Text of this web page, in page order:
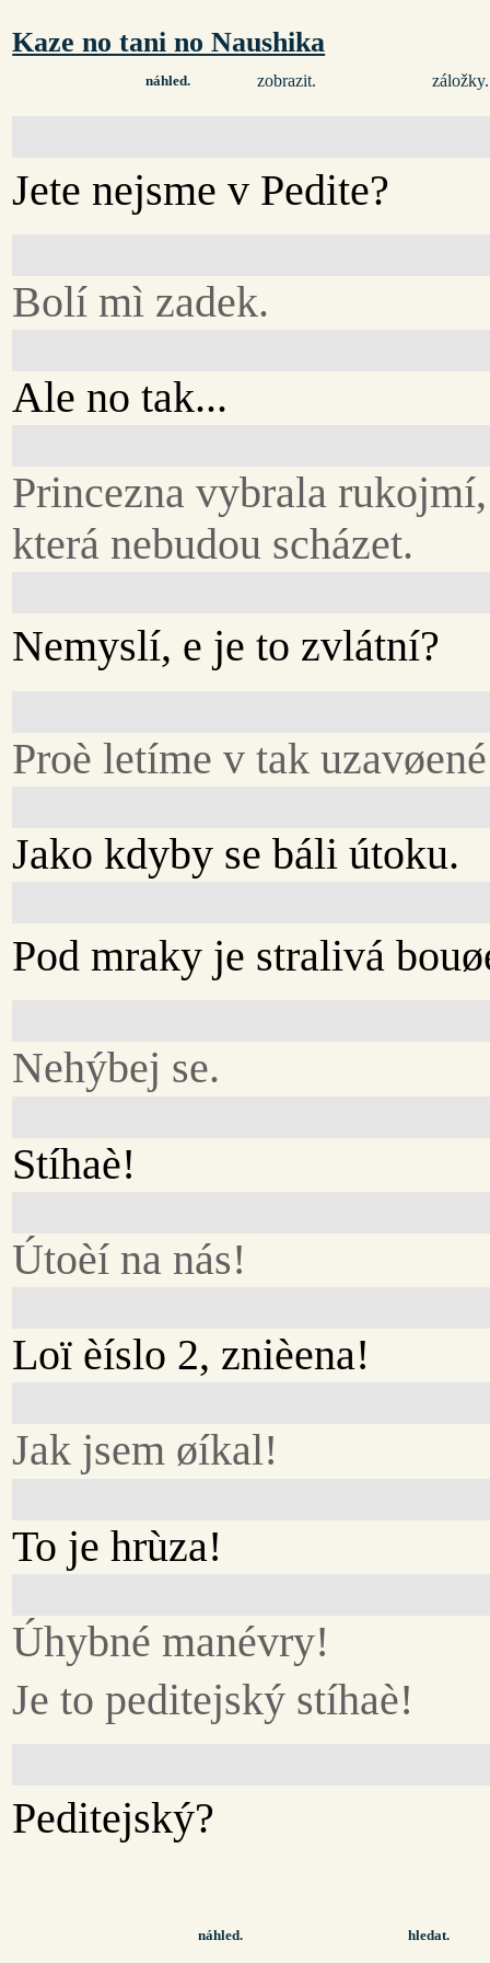
Kaze no tani no Naushika
náhled. zobrazit. záložky.
Jete nejsme v Pedite?
Bolí mì zadek.
Ale no tak...
Princezna vybrala rukojmí,
která nebudou scházet.
Nemyslí, e je to zvlátní?
Proè letíme v tak
Jako kdyby se báli útoku.
Pod mraky je stralivá
Nehýbej se.
Stíhaè!
Útoèí na nás!
Loï èíslo 2, znièena!
Jak jsem øíkal!
To je hrùza!
Úhybné manévry!
Je to peditejský stíhaè!
Peditejský?
náhled. hledat.